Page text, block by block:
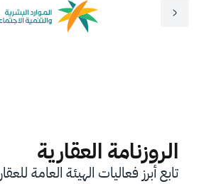
الروزنامة العقارية
تابع أبرز فعاليات الهيئة العامة للعقار